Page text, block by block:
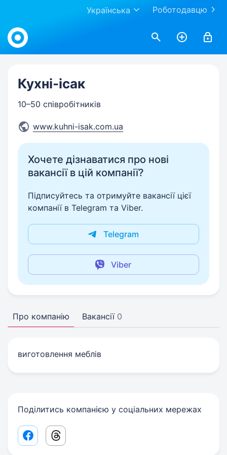
Роботодавцю
Українська
Work.ua
Кухні-ісак
10–50 співробітників
www.kuhni-isak.com.ua
Хочете дізнаватися про нові
вакансії в цій компанії?
Підписуйтесь та отримуйте вакансії цієї
компанії в Telegram та Viber.
Telegram
Viber
Про компанію Вакансії 0
виготовлення меблів
Поділитись компанією у соціальних мережах
Facebook share link
Threads share link